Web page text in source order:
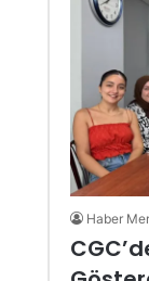
Haber